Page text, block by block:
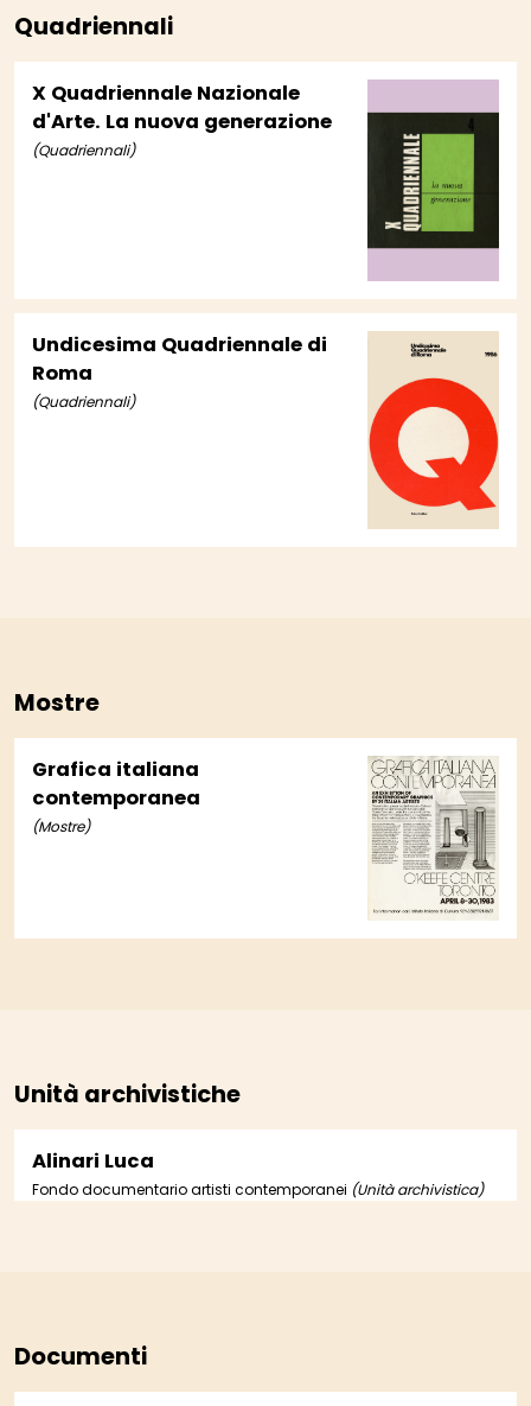
Quadriennali
X Quadriennale Nazionale
d'Arte. La nuova generazione
(Quadriennali)
Undicesima Quadriennale di
Roma
(Quadriennali)
Mostre
Grafica italiana
contemporanea
(Mostre)
Unità archivistiche
Alinari Luca
Fondo documentario artisti contemporanei (Unità archivistica)
Documenti